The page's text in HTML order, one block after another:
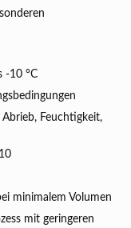
-10 °C
Feuchtigkeit,
minimalem Volumen
mit geringeren